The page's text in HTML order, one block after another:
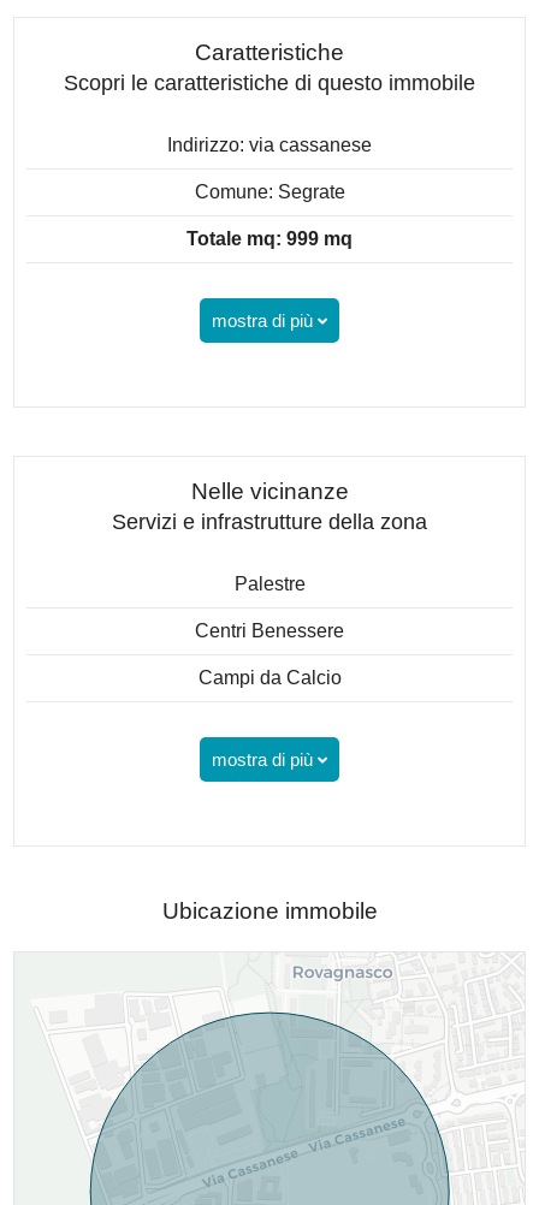
Caratteristiche
Scopri le caratteristiche di questo immobile
Indirizzo: via cassanese
Comune: Segrate
Totale mq: 999 mq
mostra di più
Nelle vicinanze
Servizi e infrastrutture della zona
Palestre
Centri Benessere
Campi da Calcio
mostra di più
Ubicazione immobile